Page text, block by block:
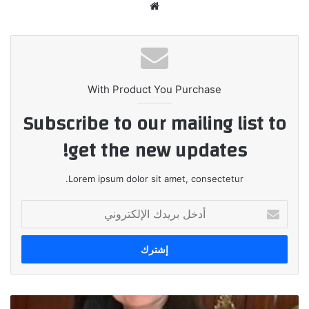
With Product You Purchase
Subscribe to our mailing list to
get the new updates!
Lorem ipsum dolor sit amet, consectetur.
بريدك
الإلكتروني
مجموعة